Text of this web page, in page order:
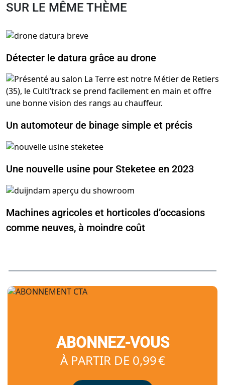
SUR LE MÊME THÈME
Détecter le datura grâce au drone
Un automoteur de binage simple et précis
Une nouvelle usine pour Steketee en 2023
Machines agricoles et horticoles d’occasions
comme neuves, à moindre coût
ABONNEZ-VOUS
À PARTIR DE 0,99 €